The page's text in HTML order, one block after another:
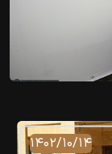
۱۴۰۲/۱۰/۱۴